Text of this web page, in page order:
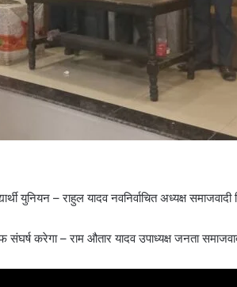
युनियन – राहुल यादव नवनिर्वाचित अध्यक्ष समाजवादी
करेगा – राम औतार यादव उपाध्यक्ष जनता